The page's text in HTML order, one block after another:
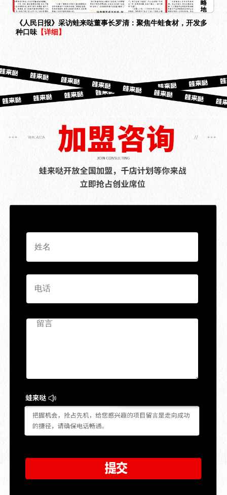
《人民日报》采访蛙来哒董事长罗清：聚焦牛蛙食材，开发多
种口味 【详细】